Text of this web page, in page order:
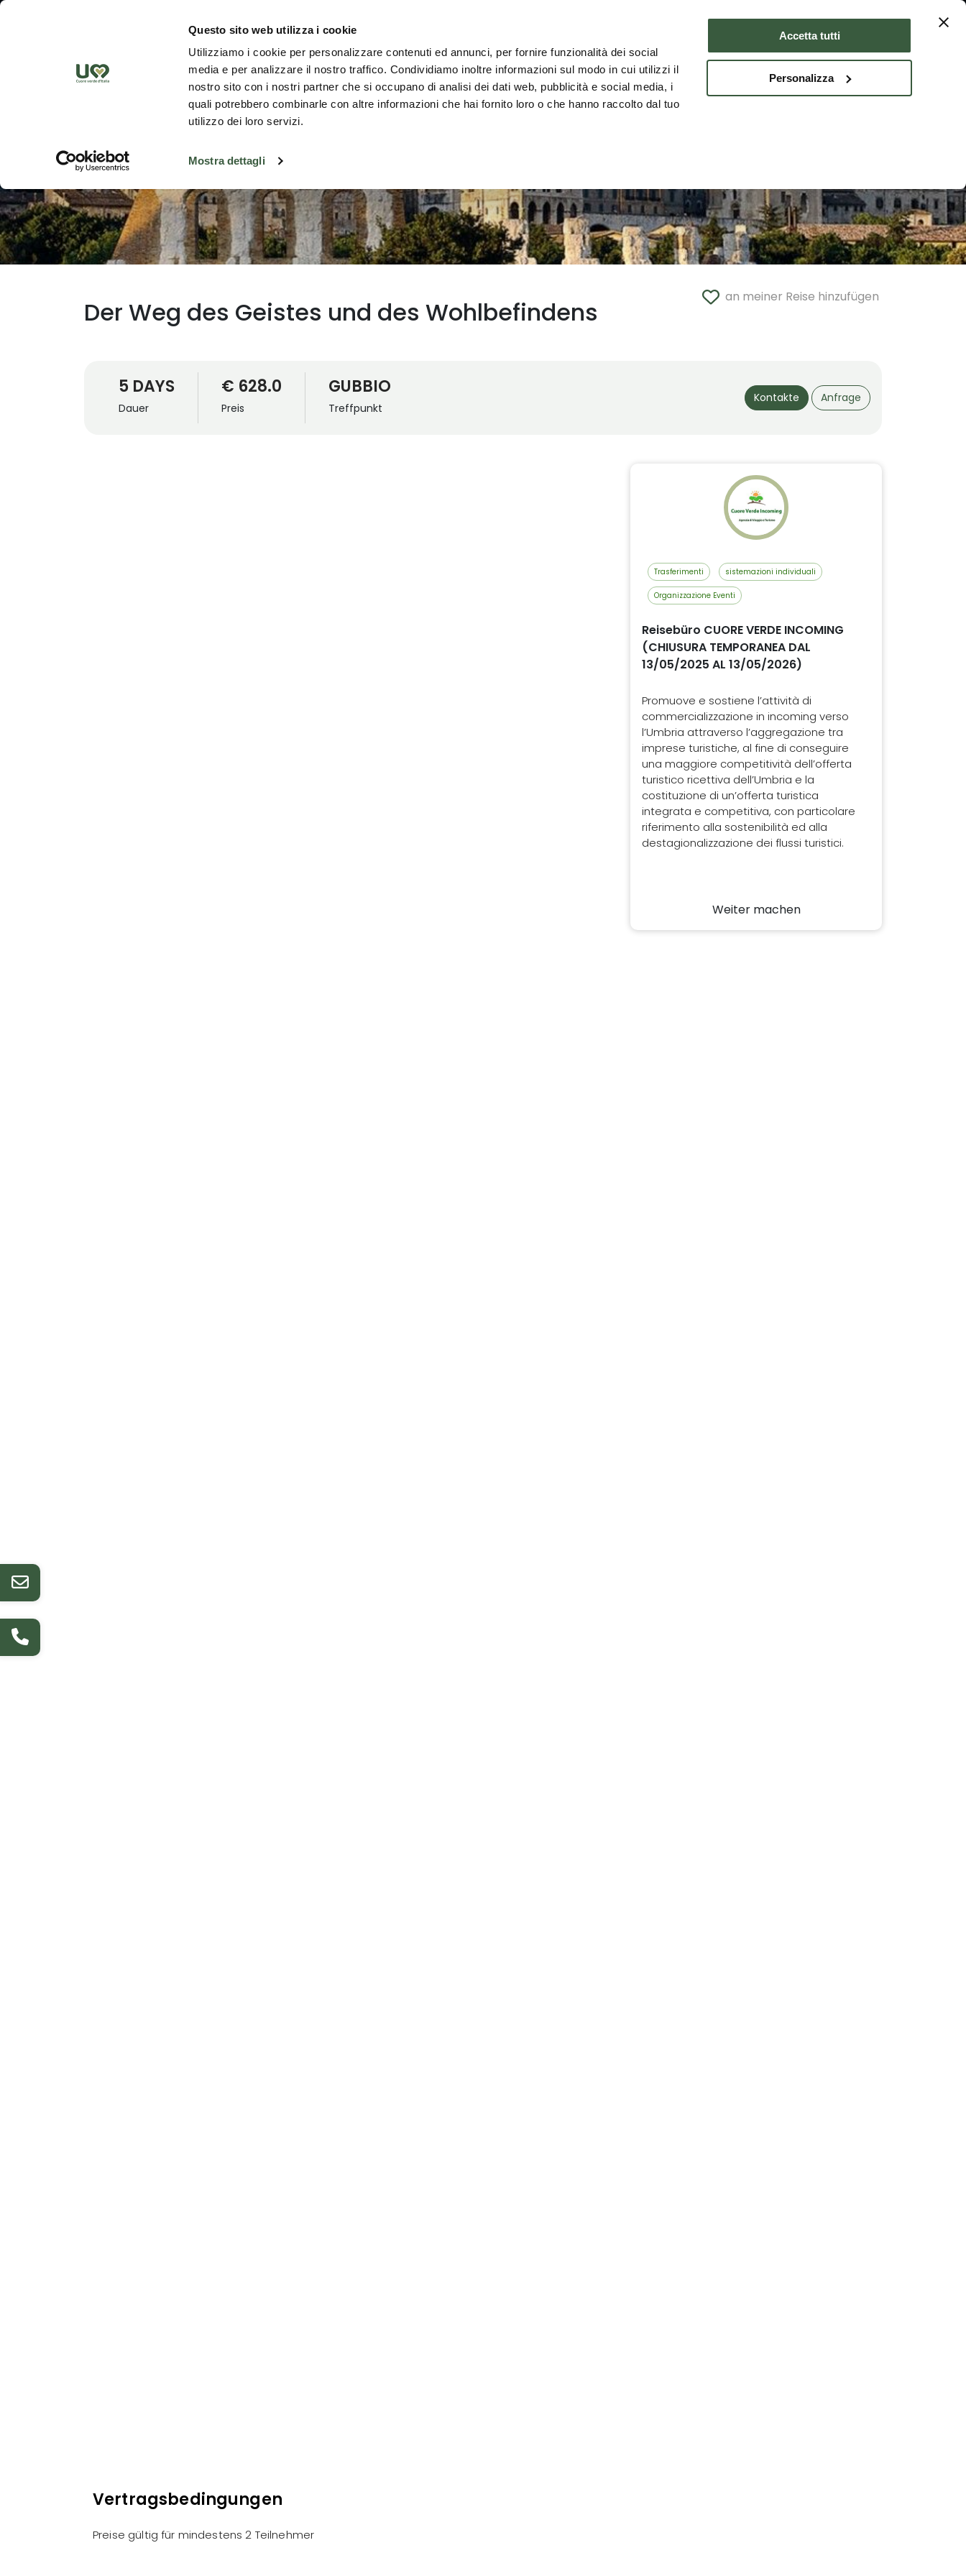
Questo sito web utilizza i cookie
Utilizziamo i cookie per personalizzare contenuti ed annunci, per fornire funzionalità dei social
media e per analizzare il nostro traffico. Condividiamo inoltre informazioni sul modo in cui utilizzi il
nostro sito con i nostri partner che si occupano di analisi dei dati web, pubblicità e social media, i
quali potrebbero combinarle con altre informazioni che hai fornito loro o che hanno raccolto dal tuo
utilizzo dei loro servizi.
Mostra dettagli
Accetta tutti
Personalizza
Entdecken
an meiner Reise hinzufügen
Der Weg des Geistes und des Wohlbefindens
5 DAYS
Dauer
€ 628.0
Preis
GUBBIO
Treffpunkt
Kontakte Anfrage
Vertragsbedingungen
Preise gültig für mindestens 2 Teilnehmer
Trasferimenti sistemazioni individuali
Organizzazione Eventi
Reisebüro CUORE VERDE INCOMING
(CHIUSURA TEMPORANEA DAL
13/05/2025 AL 13/05/2026)
Promuove e sostiene l’attività di
commercializzazione in incoming verso
l’Umbria attraverso l’aggregazione tra
imprese turistiche, al fine di conseguire
una maggiore competitività dell’offerta
turistico ricettiva dell’Umbria e la
costituzione di un’offerta turistica
integrata e competitiva, con particolare
riferimento alla sostenibilità ed alla
destagionalizzazione dei flussi turistici.
Weiter machen